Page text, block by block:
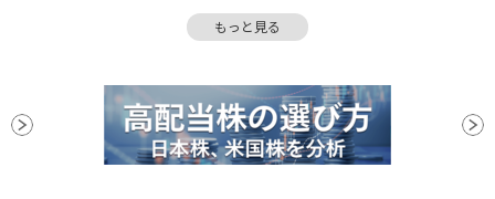
インバウンド
下方修正
もっと見る